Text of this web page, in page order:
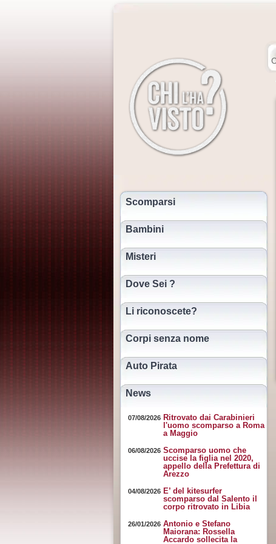
Scomparsi
Bambini
Misteri
Dove Sei ?
Li riconoscete?
Corpi senza nome
Auto Pirata
News
07/08/2026 Ritrovato dai Carabinieri
l'uomo scomparso a Roma
a Maggio
06/08/2026 Scomparso uomo che
uccise la figlia nel 2020,
appello della Prefettura di
Arezzo
04/08/2026 E’ del kitesurfer
scomparso dal Salento il
corpo ritrovato in Libia
26/01/2026 Antonio e Stefano
Maiorana: Rossella
Accardo sollecita la